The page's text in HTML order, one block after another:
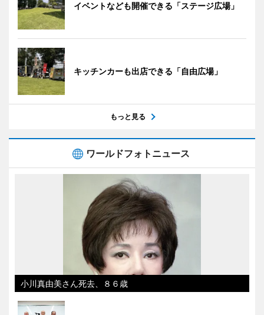
イベントなども開催できる「ステージ広場」
キッチンカーも出店できる「自由広場」
もっと見る
ワールドフォトニュース
小川真由美さん死去、８６歳